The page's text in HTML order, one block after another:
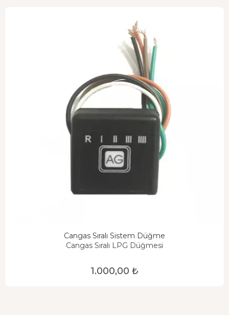
Cangas Sıralı Sistem Düğme
Cangas Sıralı LPG Düğmesi
1.000,00 ₺